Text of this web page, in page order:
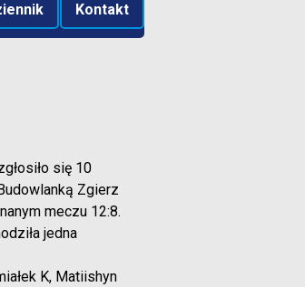
Kontakt
się 10
Zgierz
meczu 12:8.
jedna
K, Matiishyn